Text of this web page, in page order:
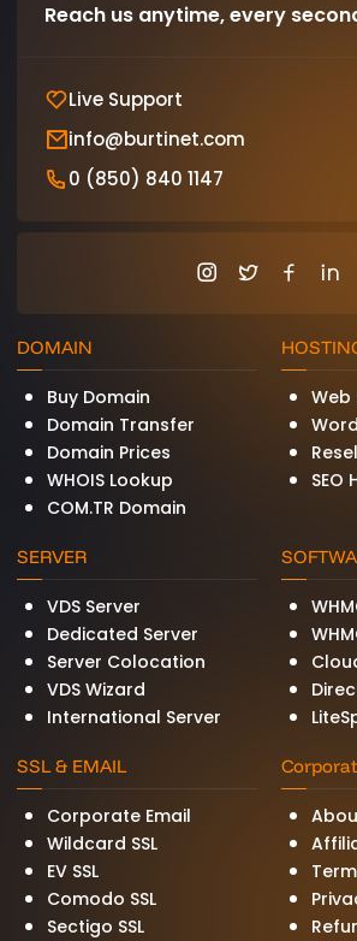
Reach us anytime, every
Live Support
info@burtinet.com
0 (850) 840 1147
DOMAIN
Buy Domain
Domain Transfer
Domain Prices
WHOIS Lookup
COM.TR Domain
Web
SEO
SERVER
VDS Server
Dedicated Server
Server Colocation
VDS Wizard
International Server
SSL & EMAIL
Corporate Email
Wildcard SSL
EV SSL
Comodo SSL
Sectigo SSL